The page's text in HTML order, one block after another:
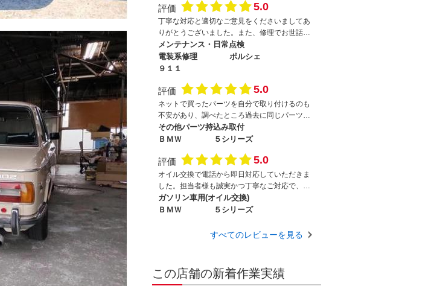
評価 5.0
丁寧な対応と適切なご意見をくださいましてあ
りがとうございました。また、修理でお世話に
なると思います。よろしくお願いいたします。
メンテナンス・日常点検
電装系修理
ポルシェ
９１１
評価 5.0
ネットで買ったパーツを自分で取り付けるのも
不安があり、調べたところ過去に同じパーツの
取り付け事例があることを知り電話をしまし
た。電話したところ非常に親身に対応いただ
通りの方で，安心してお願いできる方と分かり
ました。その後無事作業も終了しました。何か
困った時はユーザー目線で相談に乗ってくれる
方ですのでおすすめします。
その他パーツ持込み取付
ＢＭＷ
５シリーズ
評価 5.0
オイル交換で電話から即日対応していただきま
した。担当者様も誠実かつ丁寧なご対応で、費
用面も満足です。今後も色々とお任せしたいと
思います。
ガソリン車用(オイル交換)
ＢＭＷ
５シリーズ
すべてのレビューを見る
この店舗の新着作業実績